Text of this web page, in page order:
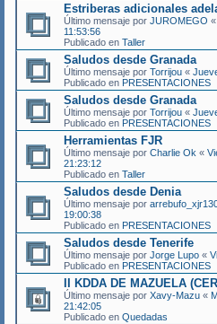
Estriberas adicionales
Último mensaje por JUROMEGO «
11:53:56
Publicado en Taller
Saludos desde Granada
Último mensaje por Torrijou «
Publicado en PRESENTACIONES
Saludos desde Granada
Último mensaje por Torrijou «
Publicado en PRESENTACIONES
Herramientas FJR
Último mensaje por Charlie Ok «
21:23:12
Publicado en Taller
Saludos desde Denia
Último mensaje por
19:00:38
Publicado en PRESENTACIONES
Saludos desde Tenerife
Último mensaje por Jorge Lupo «
Publicado en PRESENTACIONES
II KDDA DE MAZUELA
Último mensaje por Xavy-Mazu «
21:42:05
Publicado en Quedadas